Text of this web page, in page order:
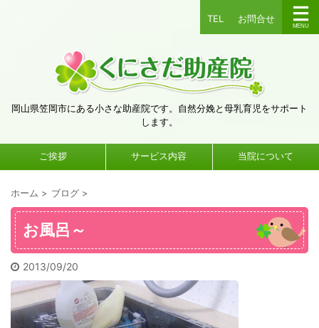
TEL お問合せ
岡山県笠岡市にある小さな助産院です。自然分娩と母乳育児をサポート
します。
ご挨拶 サービス内容 当院について
ホーム > ブログ >
お風呂～
2013/09/20